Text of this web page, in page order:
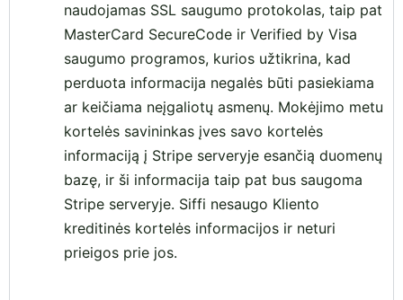
naudojamas SSL saugumo protokolas, taip pat
MasterCard SecureCode ir Verified by Visa
saugumo programos, kurios užtikrina, kad
perduota informacija negalės būti pasiekiama
ar keičiama neįgaliotų asmenų. Mokėjimo metu
kortelės savininkas įves savo kortelės
informaciją į Stripe serveryje esančią duomenų
bazę, ir ši informacija taip pat bus saugoma
Stripe serveryje. Siffi nesaugo Kliento
kreditinės kortelės informacijos ir neturi
prieigos prie jos.